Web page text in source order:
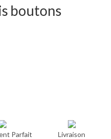
boutons
Parfait
Livraison